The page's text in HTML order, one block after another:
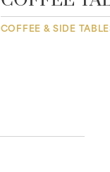
COFFEE & SIDE